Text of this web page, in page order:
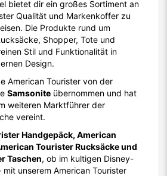
bietet dir ein großes Sortiment an
Qualität und Markenkoffer zu
Die Produkte rund um
Shopper, Tote und
Stil und Funktionalität in
Design.
American Tourister von der
Samsonite übernommen und hat
weiteren Marktführer der
vereint.
Handgepäck, American
Tourister Rucksäcke und
Taschen, ob im kultigen Disney-
unserem American Tourister